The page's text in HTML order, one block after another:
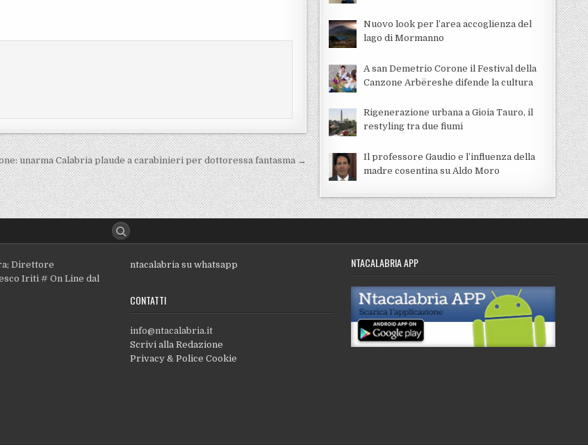
unarma Calabria plaude a carabinieri per dottoressa fantasma →
Nuovo look per l’area accoglienza del
lago di Mormanno
A san Demetrio Corone il Festival della
Canzone Arbëreshe difende la cultura
Rigenerazione urbana a Gioia Tauro, il
restyling tra due fiumi
Il professore Gaudio e l’influenza della
madre cosentina su Aldo Moro
Direttore
Iriti # On Line dal
ntacalabria su whatsapp
CONTATTI
info@ntacalabria.it
Scrivi alla Redazione
Privacy & Police Cookie
NTACALABRIA APP